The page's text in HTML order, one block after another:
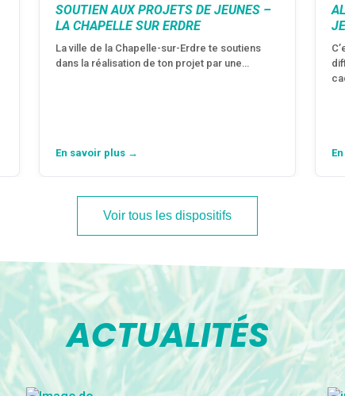
SOUTIEN AUX PROJETS DE JEUNES –
LA CHAPELLE SUR ERDRE
La ville de la Chapelle-sur-Erdre te soutiens
dans la réalisation de ton projet par une…
En savoir plus →
Voir tous les dispositifs
ACTUALITÉS